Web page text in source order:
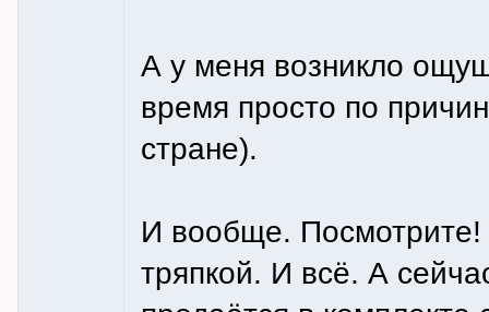
А у меня возникло
время просто по
стране).
И вообще.
тряпкой. И всё. А